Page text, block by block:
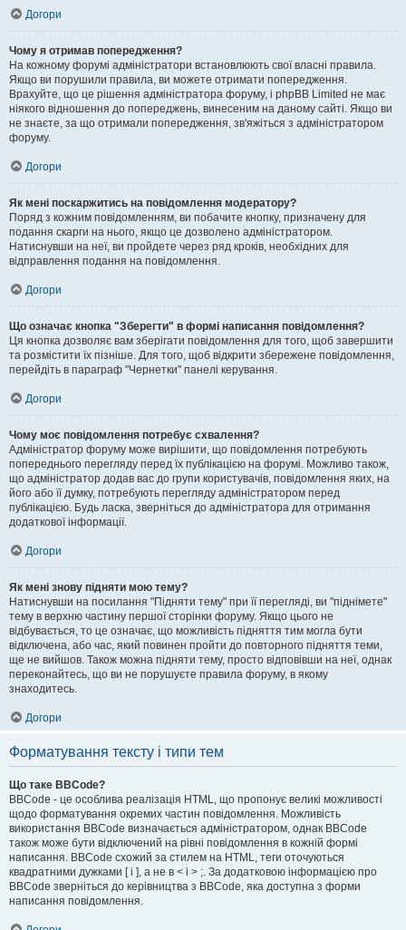
Догори
Чому я отримав попередження?
На кожному форумі адміністратори встановлюють свої власні правила.
Якщо ви порушили правила, ви можете отримати попередження.
Врахуйте, що це рішення адміністратора форуму, і phpBB Limited не має
ніякого відношення до попереджень, винесеним на даному сайті. Якщо ви
не знаєте, за що отримали попередження, зв'яжіться з адміністратором
форуму.
Догори
Як мені поскаржитись на повідомлення модератору?
Поряд з кожним повідомленням, ви побачите кнопку, призначену для
подання скарги на нього, якщо це дозволено адміністратором.
Натиснувши на неї, ви пройдете через ряд кроків, необхідних для
відправлення подання на повідомлення.
Догори
Що означає кнопка "Зберегти" в формі написання повідомлення?
Ця кнопка дозволяє вам зберігати повідомлення для того, щоб завершити
та розмістити їх пізніше. Для того, щоб відкрити збережене повідомлення,
перейдіть в параграф "Чернетки" панелі керування.
Догори
Чому моє повідомлення потребує схвалення?
Адміністратор форуму може вирішити, що повідомлення потребують
попереднього перегляду перед їх публікацією на форумі. Можливо також,
що адміністратор додав вас до групи користувачів, повідомлення яких, на
його або її думку, потребують перегляду адміністратором перед
публікацією. Будь ласка, зверніться до адміністратора для отримання
додаткової інформації.
Догори
Як мені знову підняти мою тему?
Натиснувши на посилання "Підняти тему" при її перегляді, ви "піднімете"
тему в верхню частину першої сторінки форуму. Якщо цього не
відбувається, то це означає, що можливість підняття тим могла бути
відключена, або час, який повинен пройти до повторного підняття теми,
ще не вийшов. Також можна підняти тему, просто відповівши на неї, однак
переконайтесь, що ви не порушуєте правила форуму, в якому
знаходитесь.
Догори
Форматування тексту і типи тем
Що таке BBCode?
BBCode - це особлива реалізація HTML, що пропонує великі можливості
щодо форматування окремих частин повідомлення. Можливість
використання BBCode визначається адміністратором, однак BBCode
також може бути відключений на рівні повідомлення в кожній формі
написання. BBCode схожий за стилем на HTML, теги оточуються
квадратними дужками [ і ], а не в < і > ;. За додатковою інформацією про
BBCode зверніться до керівництва з BBCode, яка доступна з форми
написання повідомлення.